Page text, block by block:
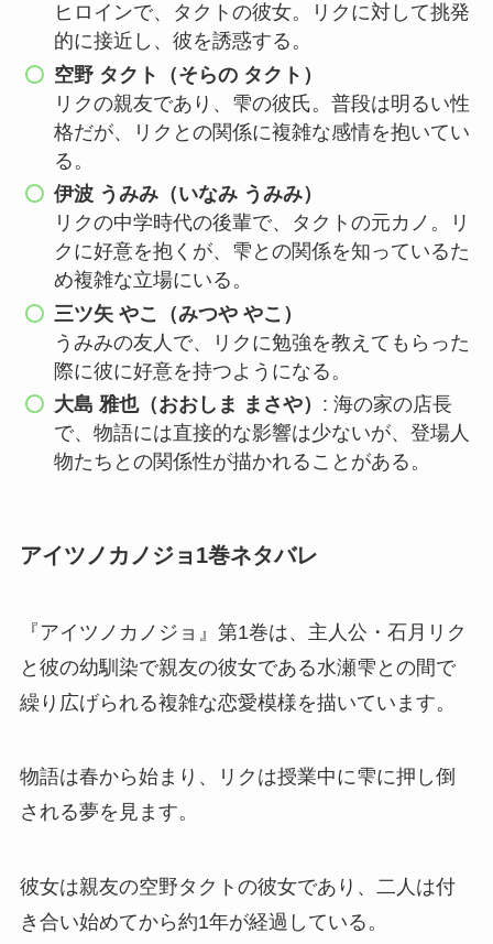
ヒロインで、タクトの彼女。リクに対して挑発
的に接近し、彼を誘惑する。
空野 タクト（そらの タクト）
リクの親友であり、雫の彼氏。普段は明るい性
格だが、リクとの関係に複雑な感情を抱いてい
る。
伊波 うみみ（いなみ うみみ）
リクの中学時代の後輩で、タクトの元カノ。リ
クに好意を抱くが、雫との関係を知っているた
め複雑な立場にいる。
三ツ矢 やこ（みつや やこ）
うみみの友人で、リクに勉強を教えてもらった
際に彼に好意を持つようになる。
大島 雅也（おおしま まさや） : 海の家の店長
で、物語には直接的な影響は少ないが、登場人
物たちとの関係性が描かれることがある。
アイツノカノジョ1巻ネタバレ
『アイツノカノジョ』第1巻は、主人公・石月リク
と彼の幼馴染で親友の彼女である水瀬雫との間で
繰り広げられる複雑な恋愛模様を描いています。
物語は春から始まり、リクは授業中に雫に押し倒
される夢を見ます。
彼女は親友の空野タクトの彼女であり、二人は付
き合い始めてから約1年が経過している。